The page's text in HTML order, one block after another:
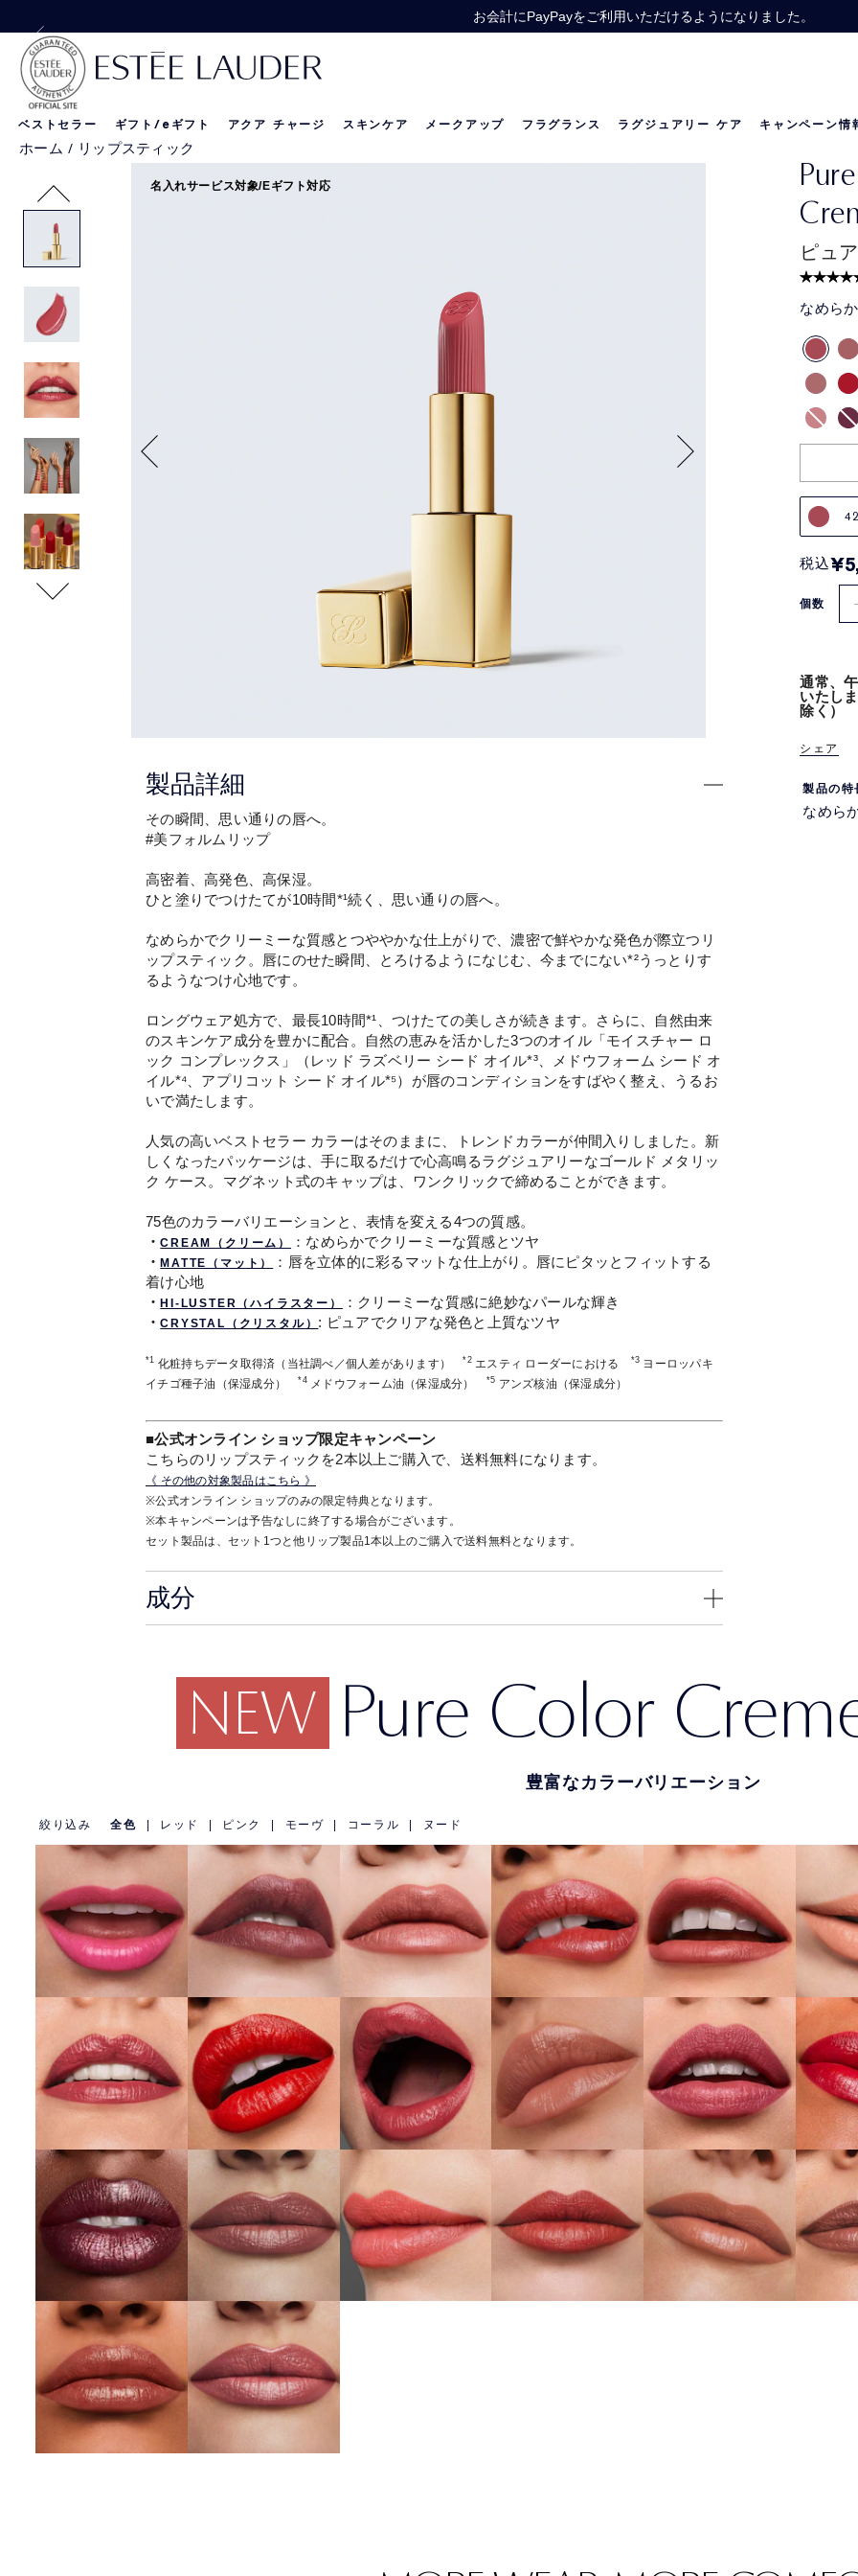
価格改定のお知らせ
【Special Offer】公式オンライン ショップで13,200円（税込）以上ご購入の方に、バッ
【Special Offer】スキンケア製品を22,000円（税込）以上ご購入で、人気スキンケアのトラベル
お会計にPayPayをご利用いただけるようになりました。
ベストセラー ギフト/eギフト アクア チャージ スキンケア メークアップ フラグランス ラグジュアリー ケア キャンペーン情
ホーム / リップスティック
名入れサービス対象/Eギフト対応
ピュ
なめら
税込
個数
通常、
いたし
除く）
シェア
製品詳細
その瞬間、思い通りの唇へ。
#美フォルムリップ
高密着、高発色、高保湿。
ひと塗りでつけたてが10時間*¹続く、思い通りの唇へ。
なめらかでクリーミーな質感とつややかな仕上がりで、濃密で鮮やかな発色が際立つリ
ップスティック。唇にのせた瞬間、とろけるようになじむ、今までにない*²うっとりす
るようなつけ心地です。
ロングウェア処方で、最長10時間*¹、つけたての美しさが続きます。さらに、自然由来
のスキンケア成分を豊かに配合。自然の恵みを活かした3つのオイル「モイスチャー ロ
ック コンプレックス」（レッド ラズベリー シード オイル*³、メドウフォーム シード オ
イル*⁴、アプリコット シード オイル*⁵）が唇のコンディションをすばやく整え、うるお
いで満たします。
人気の高いベストセラー カラーはそのままに、トレンドカラーが仲間入りしました。新
しくなったパッケージは、手に取るだけで心高鳴るラグジュアリーなゴールド メタリッ
ク ケース。マグネット式のキャップは、ワンクリックで締めることができます。
75色のカラーバリエーションと、表情を変える4つの質感。
・CREAM（クリーム）
：なめらかでクリーミーな質感とツヤ
・MATTE（マット）
：唇を立体的に彩るマットな仕上がり。唇にピタッとフィットする
着け心地
・HI-LUSTER（ハイラスター）
：クリーミーな質感に絶妙なパールな輝き
・CRYSTAL（クリスタル） : ピュアでクリアな発色と上質なツヤ
*1 化粧持ちデータ取得済（当社調べ／個人差があります）*2エスティ ローダーにおける *3 ヨーロッパキ
イチゴ種子油（保湿成分）*4メドウフォーム油（保湿成分） *5 アンズ核油（保湿成分）
■公式オンライン ショップ限定キャンペーン
こちらのリップスティックを2本以上ご購入で、送料無料になります。
《 その他の対象製品はこちら 》
※公式オンライン ショップのみの限定特典となります。
※本キャンペーンは予告なしに終了する場合がございます。
セット製品は、セット1つと他リップ製品1本以上のご購入で送料無料となります。
製品の特
なめら
成分
NEW Pure Color
豊富なカラーバリエーション
絞り込み 全色 | レッド | ピンク | モーヴ | コーラル | ヌード
857 Unleashed
詳しくはこちら
440 Irresistible
詳しくはこちら
822 Make You
Blush
詳しくはこちら
Rose
詳しくはこちら
410 Dynamic
詳しくはこちら
詳し
420 Rebellious
Rose
詳しくはこちら
520 Carnal
詳しくはこちら
882 Guilty
Pleasure
詳しくはこちら
866 Disguise
詳しくはこちら
220 Powerful
詳しくはこちら 詳し
685 Midnight
Kiss
詳しくはこちら
561 Intense
Nude
詳しくはこちら
260 Eccentric 360 Fierce
826 Modern
Muse
詳しくはこちら 詳し
488 Level Up
詳しくはこちら
418 Conquer
詳しくはこちら